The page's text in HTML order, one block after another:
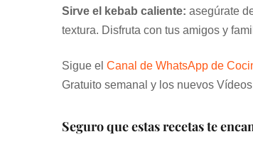
Sirve el kebab caliente: asegúrate
textura. Disfruta con tus amigos y
Sigue el Canal de WhatsApp de
Gratuito semanal y los nuevos
Seguro que estas recetas te